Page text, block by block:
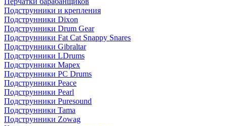
Подструнники и крепления
Подструнники Dixon
Подструнники Drum Gear
Подструнники Fat Cat Snappy Snares
Подструнники Gibraltar
Подструнники LDrums
Подструнники Mapex
Подструнники PC Drums
Подструнники Peace
Подструнники Pearl
Подструнники Puresound
Подструнники Tama
Подструнники Zowag